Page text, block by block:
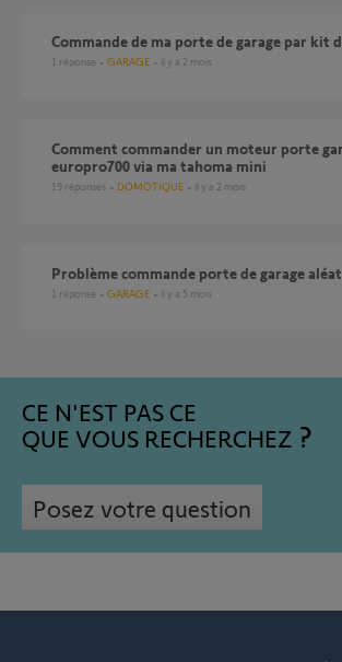
Commande de ma porte de garage par kit
1 réponse GARAGE il y a 2 mois
Comment commander un moteur porte garage
europro700 via ma tahoma mini
19 réponses DOMOTIQUE il y a 2 mois
Problème commande porte de garage
1 réponse GARAGE il y a 5 mois
CE N'EST PAS CE
QUE VOUS RECHERCHEZ
Posez votre question